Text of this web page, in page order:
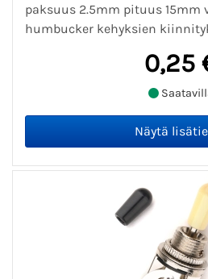
paksuus 2.5mm pituus 15mm
humbucker kehyksien
0,25